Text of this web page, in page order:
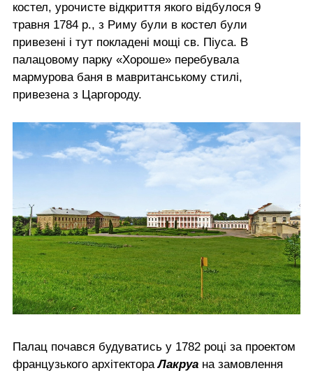
костел, урочисте відкриття якого відбулося 9
травня 1784 р., з Риму були в костел були
привезені і тут покладені мощі св. Піуса. В
палацовому парку «Хороше» перебувала
мармурова баня в мавританському стилі,
привезена з Царгороду.
Палац почався будуватись у 1782 році за проектом
французького архітектораЛакруа на замовлення